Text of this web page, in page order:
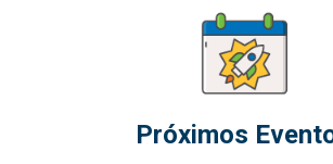
Próximos